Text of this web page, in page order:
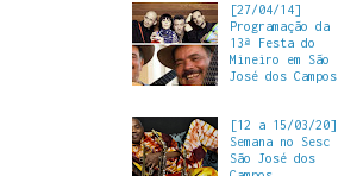
[27/04/14]
Programação da
13ª Festa do
Mineiro em São
José dos Campos
[12 a 15/03/20]
Semana no Sesc
São José dos